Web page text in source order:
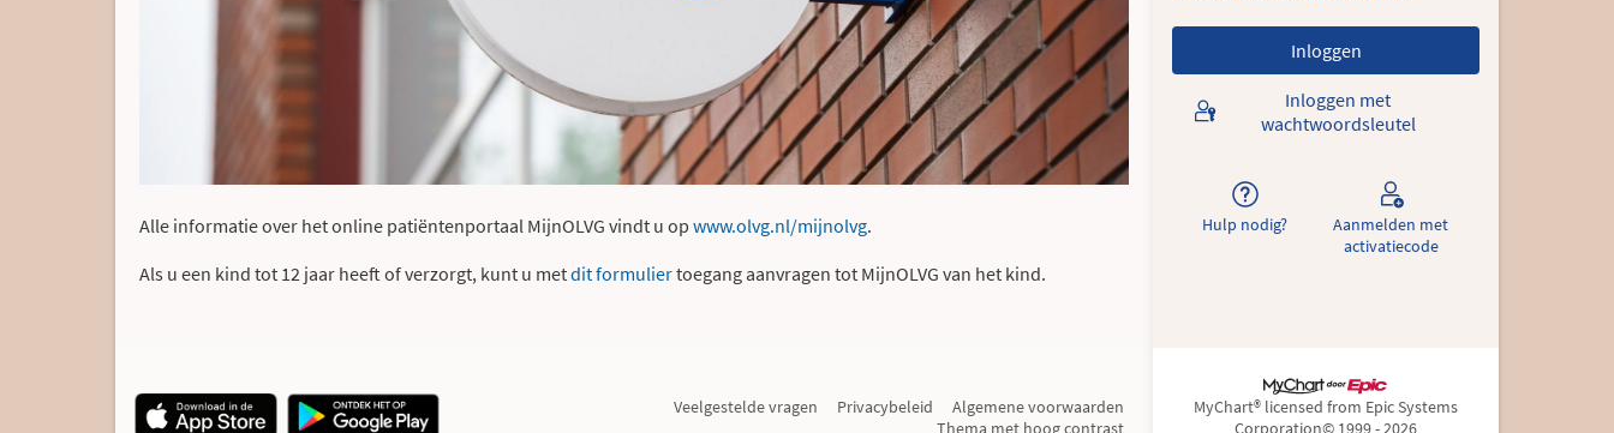
Alle informatie over het online patiëntenportaal MijnOLVG vindt u op www.olvg.nl/mijnolvg.
Als u een kind tot 12 jaar heeft of verzorgt, kunt u metdit formuliertoegang aanvragen tot MijnOLVG van het kind.
Inloggen met
wachtwoordsleutel
Hulp nodig?
Aanmelden met
activatiecode
Veelgestelde vragen Privacybeleid
Algemene voorwaarden
Thema met hoog contrast
MyChart® licensed from Epic Systems
Corporation© 1999 - 2026